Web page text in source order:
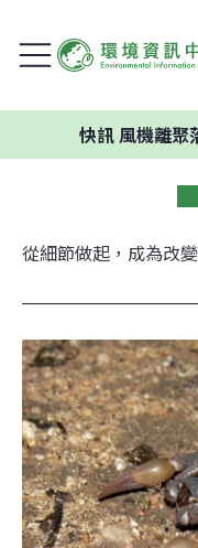
風機離聚落、學
從細節做起，成為改